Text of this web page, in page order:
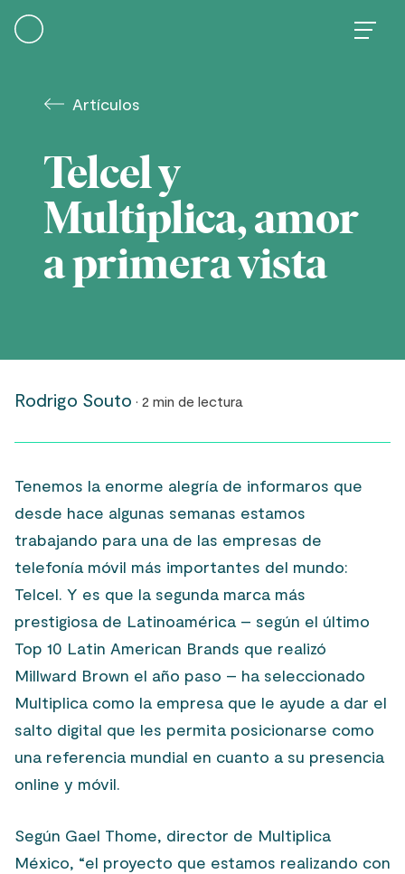
Artículos
Telcel y
Multiplica, amor
a primera vista
Rodrigo Souto · 2 min de lectura
Tenemos la enorme alegría de informaros que
desde hace algunas semanas estamos
trabajando para una de las empresas de
telefonía móvil más importantes del mundo:
Telcel. Y es que la segunda marca más
prestigiosa de Latinoamérica – según el último
Top 10 Latin American Brands que realizó
Millward Brown el año paso – ha seleccionado
Multiplica como la empresa que le ayude a dar el
salto digital que les permita posicionarse como
una referencia mundial en cuanto a su presencia
online y móvil.
Según Gael Thome, director de Multiplica
México, “el proyecto que estamos realizando con